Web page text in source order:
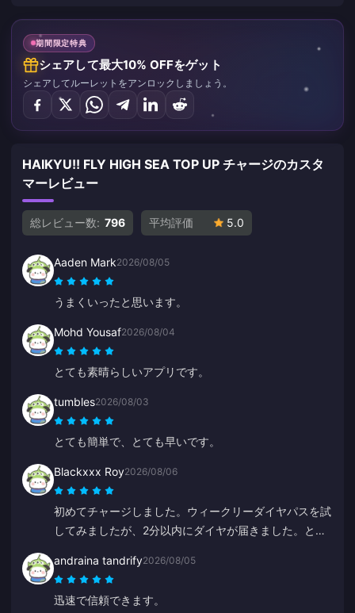
期間限定特典
シェアして最大10% OFFをゲット
シェアしてルーレットをアンロックしましょう。
HAIKYU!! FLY HIGH SEA TOP UP チャージのカスタ
マーレビュー
総レビュー数: 796 平均評価 5.0
Aaden Mark2026/08/05
うまくいったと思います。
Mohd Yousaf2026/08/04
とても素晴らしいアプリです。
tumbles2026/08/03
とても簡単で、とても早いです。
Blackxxx Roy2026/08/06
初めてチャージしました。ウィークリーダイヤパスを試
してみましたが、2分以内にダイヤが届きました。とて
andraina tandrify2026/08/05
迅速で信頼できます。